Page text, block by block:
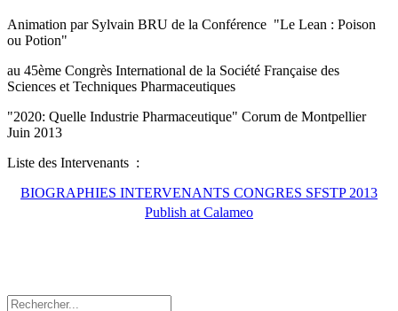
Animation par Sylvain BRU de la Conférence "Le Lean : Poison
ou Potion"
au 45ème Congrès International de la Société Française des
Sciences et Techniques Pharmaceutiques
"2020: Quelle Industrie Pharmaceutique" Corum de Montpellier
Juin 2013
Liste des Intervenants :
BIOGRAPHIES INTERVENANTS CONGRES SFSTP 2013
Publish at Calameo